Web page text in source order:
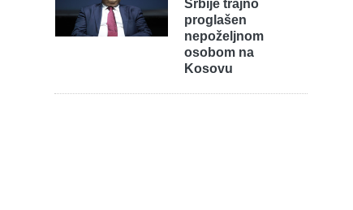
Srbije trajno
proglašen
nepoželjnom
osobom na
Kosovu